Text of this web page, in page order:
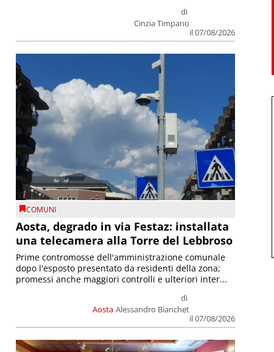
di
Cinzia Timpano
il 07/08/2026
COMUNI
Aosta, degrado in via Festaz: installata
una telecamera alla Torre del Lebbroso
Aosta
di
Alessandro Bianchet
il 07/08/2026
Prime contromosse dell'amministrazione comunale
dopo l'esposto presentato da residenti della zona;
promessi anche maggiori controlli e ulteriori inter...